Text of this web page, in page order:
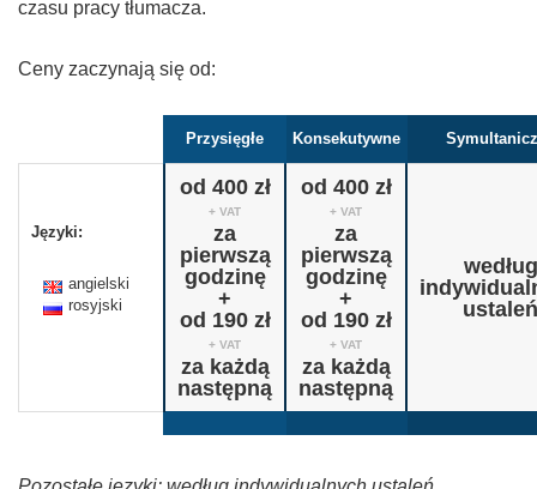
czasu pracy tłumacza.
Ceny zaczynają się od:
Przysięgłe Konsekutywne
Języki:
angielski
rosyjski
od 400 zł
+ VAT
za
pierwszą
godzinę
+
od 190 zł
+ VAT
za każdą
następną
od 400 zł
+ VAT
za
pierwszą
godzinę
+
od 190 zł
+ VAT
za każdą
następną
według
ustaleń